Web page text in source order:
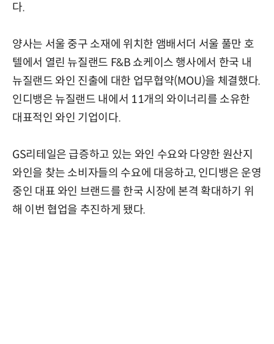
다.
양사는 서울 중구 소재에 위치한 앰배서더 서울 풀만 호
텔에서 열린 뉴질랜드 F&B 쇼케이스 행사에서 한국 내
뉴질랜드 와인 진출에 대한 업무협약(MOU)을 체결했다.
인디뱅은 뉴질랜드 내에서 11개의 와이너리를 소유한
대표적인 와인 기업이다.
GS리테일은 급증하고 있는 와인 수요와 다양한 원산지
와인을 찾는 소비자들의 수요에 대응하고, 인디뱅은 운영
중인 대표 와인 브랜드를 한국 시장에 본격 확대하기 위
해 이번 협업을 추진하게 됐다.